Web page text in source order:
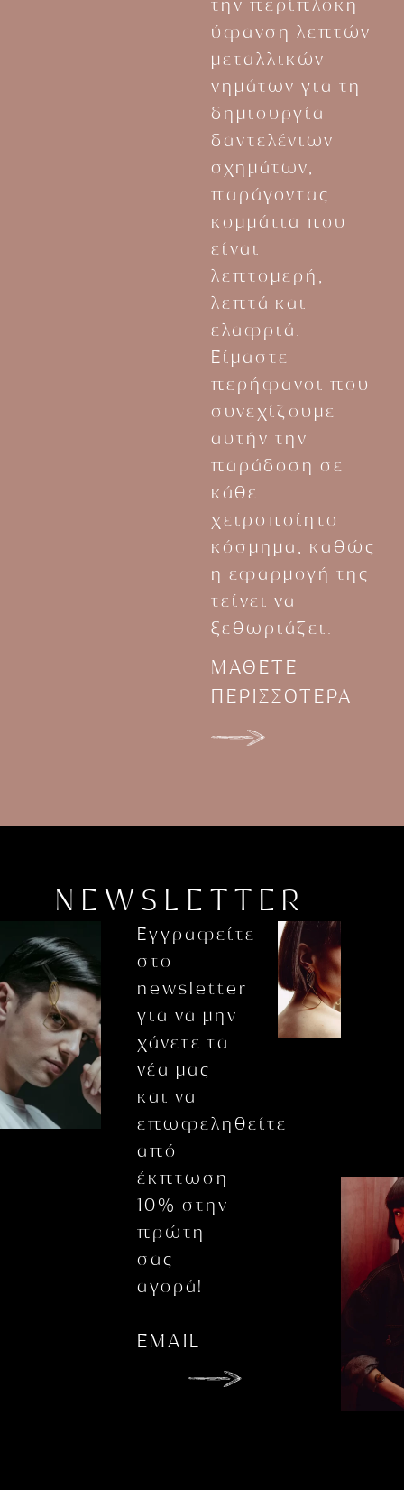
την περίπλοκη
ύφανση λεπτών
μεταλλικών
νημάτων για τη
δημιουργία
δαντελένιων
σχημάτων,
παράγοντας
κομμάτια που
είναι
λεπτομερή,
λεπτά και
ελαφριά.
Είμαστε
περήφανοι που
συνεχίζουμε
αυτήν την
παράδοση σε
κάθε
χειροποίητο
κόσμημα, καθώς
η εφαρμογή της
τείνει να
ξεθωριάζει.
ΜΑΘΕΤΕ
ΠΕΡΙΣΣΟΤΕΡΑ
NEWSLETTER
Εγγραφείτε
στο
newsletter
για να μην
χάνετε τα
νέα μας
και να
επωφεληθείτε
από
έκπτωση
10% στην
πρώτη
σας
αγορά!